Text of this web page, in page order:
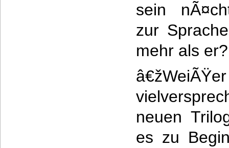
sein
zur
mehr als er?
neuen
es zu